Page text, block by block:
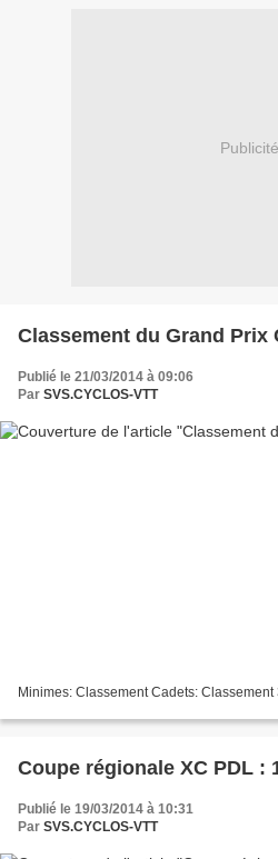
Publicité
Classement du Grand Prix
Publié le 21/03/2014 à 09:06
Par SVS.CYCLOS-VTT
Minimes: Classement Cadets: Classement
Coupe régionale XC PDL :
Publié le 19/03/2014 à 10:31
Par SVS.CYCLOS-VTT